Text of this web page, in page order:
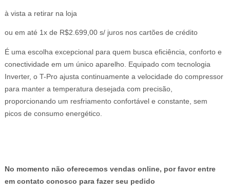
original
era:
é:
à vista a retirar na loja
ou em até 1x de R$2.699,00 s/ juros nos cartões de crédito
É uma escolha excepcional para quem busca eficiência, conforto e
conectividade em um único aparelho. Equipado com tecnologia
Inverter, o T-Pro ajusta continuamente a velocidade do compressor
para manter a temperatura desejada com precisão,
proporcionando um resfriamento confortável e constante, sem
picos de consumo energético.
No momento não oferecemos vendas online, por favor entre
em contato conosco para fazer seu pedido